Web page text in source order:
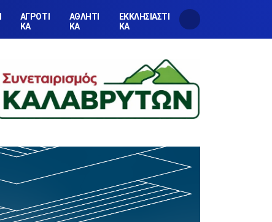
ΑΓΡΟΤΙ
ΚΑ
ΑΘΛΗΤΙ
ΚΑ
ΕΚΚΛΗΣΙΑΣΤΙ
ΚΑ